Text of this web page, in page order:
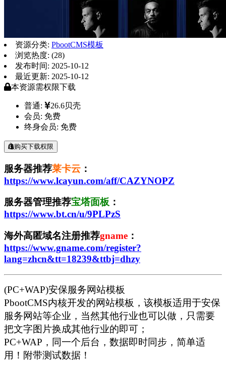
资源分类: PbootCMS模板
浏览热度: (28)
发布时间: 2025-10-12
最近更新: 2025-10-12
本资源需权限下载
普通:
26.6贝壳
会员: 免费
终身会员: 免费
购买下载权限
服务器推荐莱卡云 ：
https://www.lcayun.com/aff/CAZYNOPZ
服务器管理推荐宝塔面板 ：
https://www.bt.cn/u/9PLPzS
海外高匿域名注册推荐gname ：
https://www.gname.com/register?
lang=zhcn&tt=18239&ttbj=dhzy
(PC+WAP)安保服务网站模板
PbootCMS内核开发的网站模板，该模板适用于安保
服务网站等企业，当然其他行业也可以做，只需要
把文字图片换成其他行业的即可；
PC+WAP，同一个后台，数据即时同步，简单适
用！附带测试数据！